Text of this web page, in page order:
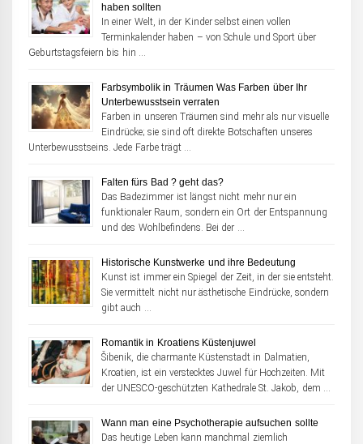
haben sollten
In einer Welt, in der Kinder selbst einen vollen
Terminkalender haben – von Schule und Sport über
Geburtstagsfeiern bis hin …
Farbsymbolik in Träumen Was Farben über Ihr
Unterbewusstsein verraten
Farben in unseren Träumen sind mehr als nur visuelle
Eindrücke; sie sind oft direkte Botschaften unseres
Unterbewusstseins. Jede Farbe trägt …
Falten fürs Bad ? geht das?
Das Badezimmer ist längst nicht mehr nur ein
funktionaler Raum, sondern ein Ort der Entspannung
und des Wohlbefindens. Bei der …
Historische Kunstwerke und ihre Bedeutung
Kunst ist immer ein Spiegel der Zeit, in der sie entsteht.
Sie vermittelt nicht nur ästhetische Eindrücke, sondern
gibt auch …
Romantik in Kroatiens Küstenjuwel
Šibenik, die charmante Küstenstadt in Dalmatien,
Kroatien, ist ein verstecktes Juwel für Hochzeiten. Mit
der UNESCO-geschützten Kathedrale St. Jakob, dem …
Wann man eine Psychotherapie aufsuchen sollte
Das heutige Leben kann manchmal ziemlich